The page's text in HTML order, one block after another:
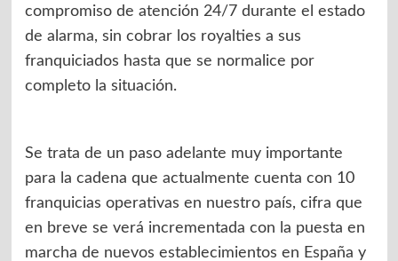
compromiso de atención 24/7 durante el estado
de alarma, sin cobrar los royalties a sus
franquiciados hasta que se normalice por
completo la situación.
Se trata de un paso adelante muy importante
para la cadena que actualmente cuenta con 10
franquicias operativas en nuestro país, cifra que
en breve se verá incrementada con la puesta en
marcha de nuevos establecimientos en España y